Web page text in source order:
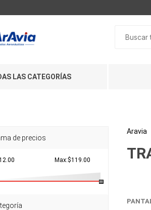
LAS CATEGORÍAS
Aravia
de precios
Max:$119.00